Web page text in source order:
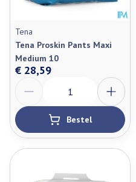
Tena
Tena Proskin Pants Maxi
Medium 10
€ 28,59
Bestel